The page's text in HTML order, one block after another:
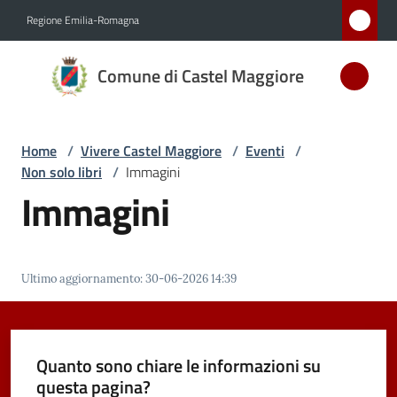
Regione Emilia-Romagna
Comune di Castel Maggiore
Comune
di Castel
D'ARGENTO
AL MERITO
Amministrazione
Novità
Servizi
Home / Vivere Castel Maggiore / Eventi /
Non solo libri / Immagini
Immagini
Ultimo aggiornamento:30-06-2026 14:39
Quanto sono chiare le informazioni su
questa pagina?